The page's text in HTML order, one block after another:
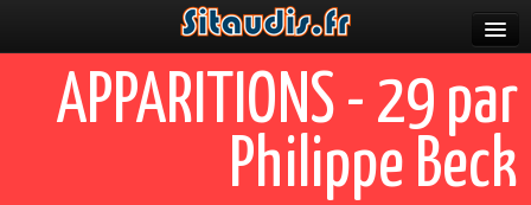
Parutions
Incitations
APPARITIONS - 29 par
Philippe Beck